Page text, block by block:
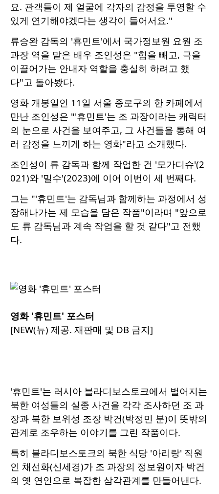
요. 관객들이 제 얼굴에 각자의 감정을 투영할 수
있게 연기해야겠다는 생각이 들어서요."
류승완 감독의 '휴민트'에서 국가정보원 요원 조
과장 역을 맡은 배우 조인성은 "힘을 빼고, 극을
이끌어가는 안내자 역할을 충실히 하려고 했
다"고 돌아봤다.
영화 개봉일인 11일 서울 종로구의 한 카페에서
만난 조인성은 "'휴민트'는 조 과장이라는 캐릭터
의 눈으로 사건을 보여주고, 그 사건들을 통해 여
러 감정을 느끼게 하는 영화"라고 소개했다.
조인성이 류 감독과 함께 작업한 건 '모가디슈'(2
021)와 '밀수'(2023)에 이어 이번이 세 번째다.
그는 "'휴민트'는 감독님과 함께하는 과정에서 성
장해나가는 제 모습을 담은 작품"이라며 "앞으로
도 류 감독님과 계속 작업을 할 것 같다"고 전했
다.
영화 '휴민트' 포스터
[NEW(뉴) 제공. 재판매 및 DB 금지]
'휴민트'는 러시아 블라디보스토크에서 벌어지는
북한 여성들의 실종 사건을 각각 조사하던 조 과
장과 북한 보위성 조장 박건(박정민 분)이 뜻밖의
관계로 조우하는 이야기를 그린 작품이다.
특히 블라디보스토크의 북한 식당 '아리랑' 직원
인 채선화(신세경)가 조 과장의 정보원이자 박건
의 옛 연인으로 복잡한 삼각관계를 만들어낸다.